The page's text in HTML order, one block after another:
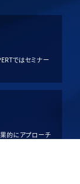
ではセミナー
的にアプローチ